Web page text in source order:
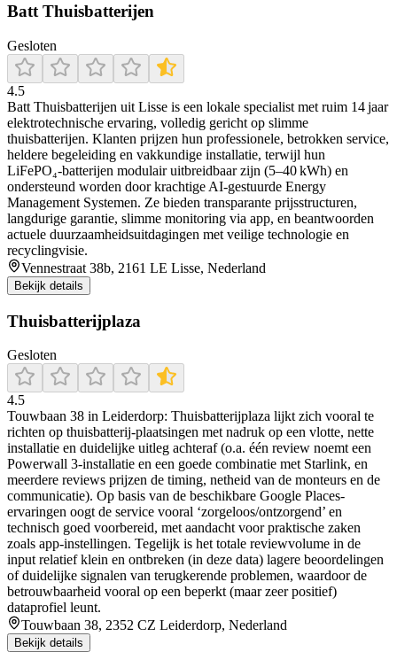
Batt Thuisbatterijen
Gesloten
4.5
Batt Thuisbatterijen uit Lisse is een lokale specialist met ruim 14 jaar
elektrotechnische ervaring, volledig gericht op slimme
thuisbatterijen. Klanten prijzen hun professionele, betrokken service,
heldere begeleiding en vakkundige installatie, terwijl hun
LiFePO₄‑batterijen modulair uitbreidbaar zijn (5–40 kWh) en
ondersteund worden door krachtige AI‑gestuurde Energy
Management Systemen. Ze bieden transparante prijsstructuren,
langdurige garantie, slimme monitoring via app, en beantwoorden
actuele duurzaamheidsuitdagingen met veilige technologie en
recyclingvisie.
Vennestraat 38b, 2161 LE Lisse, Nederland
Bekijk details
Thuisbatterijplaza
Gesloten
4.5
Touwbaan 38 in Leiderdorp: Thuisbatterijplaza lijkt zich vooral te
richten op thuisbatterij-plaatsingen met nadruk op een vlotte, nette
installatie en duidelijke uitleg achteraf (o.a. één review noemt een
Powerwall 3-installatie en een goede combinatie met Starlink, en
meerdere reviews prijzen de timing, netheid van de monteurs en de
communicatie). Op basis van de beschikbare Google Places-
ervaringen oogt de service vooral ‘zorgeloos/ontzorgend’ en
technisch goed voorbereid, met aandacht voor praktische zaken
zoals app-instellingen. Tegelijk is het totale reviewvolume in de
input relatief klein en ontbreken (in deze data) lagere beoordelingen
of duidelijke signalen van terugkerende problemen, waardoor de
betrouwbaarheid vooral op een beperkt (maar zeer positief)
dataprofiel leunt.
Touwbaan 38, 2352 CZ Leiderdorp, Nederland
Bekijk details